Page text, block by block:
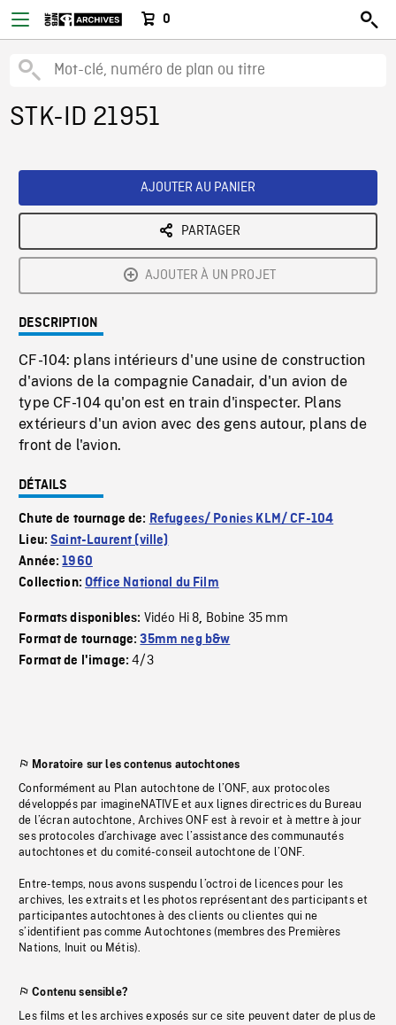
0
STK-ID 21951
AJOUTER AU PANIER
PARTAGER
AJOUTER À UN PROJET
DESCRIPTION
CF-104: plans intérieurs d'une usine de construction
d'avions de la compagnie Canadair, d'un avion de
type CF-104 qu'on est en train d'inspecter. Plans
extérieurs d'un avion avec des gens autour, plans de
front de l'avion.
DÉTAILS
Chute de tournage de: Refugees/ Ponies KLM/ CF-104
Lieu:Saint-Laurent (ville)
Année:1960
Collection:Office National du Film
Formats disponibles: Vidéo Hi 8, Bobine 35 mm
Format de tournage:35mm neg b&w
Format de l'image:4/3
Moratoire sur les contenus autochtones
Conformément au Plan autochtone de l’ONF, aux protocoles
développés par imagineNATIVE et aux lignes directrices du Bureau
de l’écran autochtone, Archives ONF est à revoir et à mettre à jour
ses protocoles d’archivage avec l’assistance des communautés
autochtones et du comité-conseil autochtone de l’ONF.
Entre-temps, nous avons suspendu l’octroi de licences pour les
archives, les extraits et les photos représentant des participants et
participantes autochtones à des clients ou clientes qui ne
s’identifient pas comme Autochtones (membres des Premières
Nations, Inuit ou Métis).
Contenu sensible?
Les films et les archives exposés sur ce site peuvent dater de plus de